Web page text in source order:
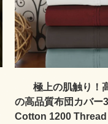
極上の肌触り！
の高品質布団カバ
Cotton 1200